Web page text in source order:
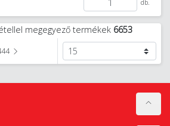
db.
megegyező termékek 6653